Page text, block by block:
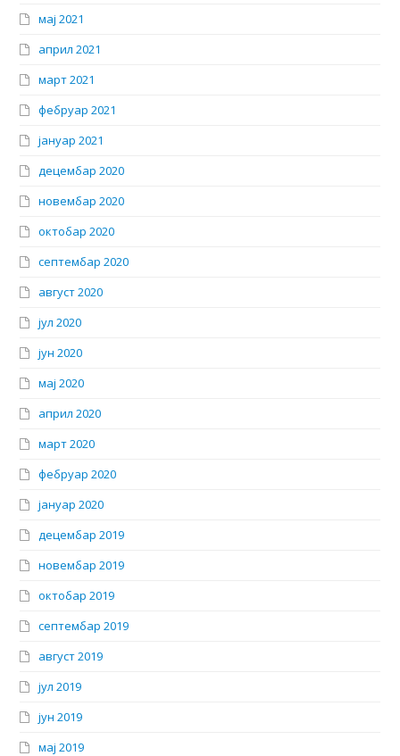
мај 2021
април 2021
март 2021
фебруар 2021
јануар 2021
децембар 2020
новембар 2020
октобар 2020
септембар 2020
август 2020
јул 2020
јун 2020
мај 2020
април 2020
март 2020
фебруар 2020
јануар 2020
децембар 2019
новембар 2019
октобар 2019
септембар 2019
август 2019
јул 2019
јун 2019
мај 2019